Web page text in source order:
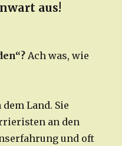
aus!
Ach was, wie
dem Land. Sie
an den
und oft